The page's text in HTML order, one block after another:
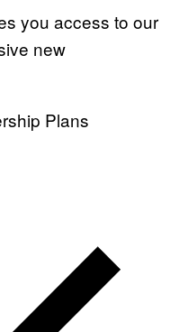
you access to our
new
Plans